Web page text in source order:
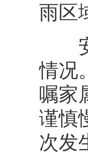
雨区
安
情况
嘱家
谨慎
次发